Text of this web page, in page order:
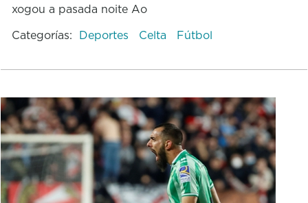
xogou a pasada noite Ao
Categorías: Deportes Celta Fútbol